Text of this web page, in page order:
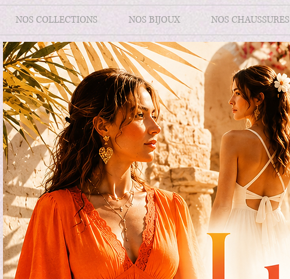
NOS COLLECTIONS NOS BIJOUX NOS CHAUSSURES